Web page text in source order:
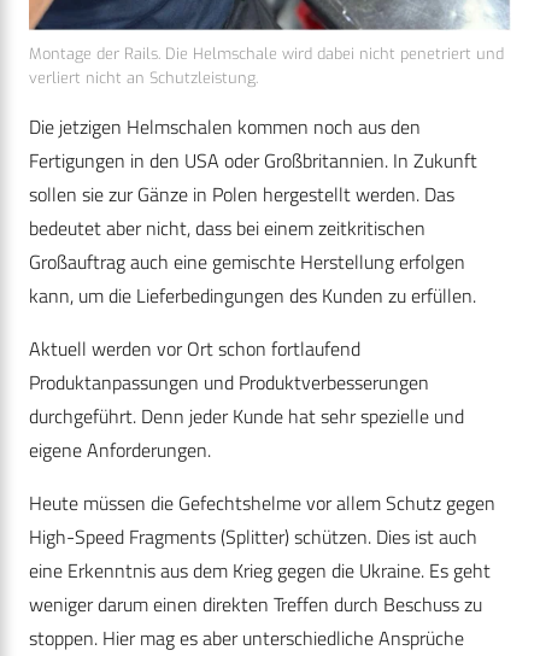
Montage der Rails. Die Helmschale wird dabei nicht penetriert und
verliert nicht an Schutzleistung.
Die jetzigen Helmschalen kommen noch aus den
Fertigungen in den USA oder Großbritannien. In Zukunft
sollen sie zur Gänze in Polen hergestellt werden. Das
bedeutet aber nicht, dass bei einem zeitkritischen
Großauftrag auch eine gemischte Herstellung erfolgen
kann, um die Lieferbedingungen des Kunden zu erfüllen.
Aktuell werden vor Ort schon fortlaufend
Produktanpassungen und Produktverbesserungen
durchgeführt. Denn jeder Kunde hat sehr spezielle und
eigene Anforderungen.
Heute müssen die Gefechtshelme vor allem Schutz gegen
High-Speed Fragments (Splitter) schützen. Dies ist auch
eine Erkenntnis aus dem Krieg gegen die Ukraine. Es geht
weniger darum einen direkten Treffen durch Beschuss zu
stoppen. Hier mag es aber unterschiedliche Ansprüche